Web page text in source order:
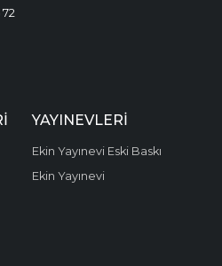
72
YAYINEVLERI
Ekin Yayınevi Eski Baskı
Ekin Yayınevi